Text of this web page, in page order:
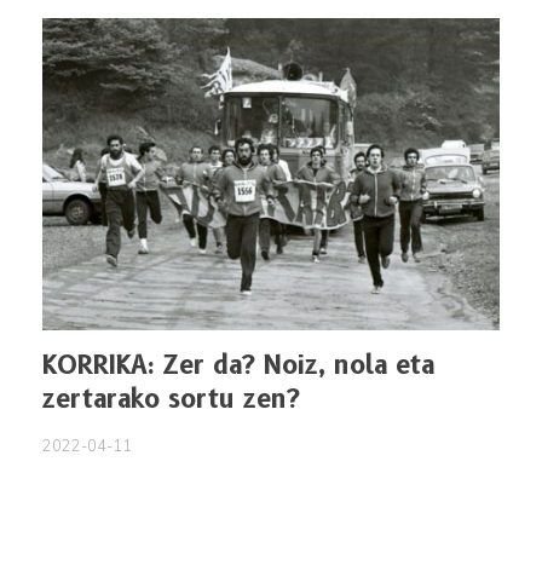
KORRIKA: Zer da? Noiz, nola eta
zertarako sortu zen?
2022-04-11